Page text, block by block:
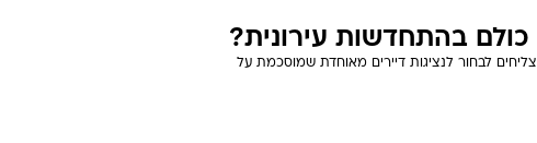
כולם בהתחדשות עירונית?
לבחור לנציגות דיירים מאוחדת שמוסכמת על